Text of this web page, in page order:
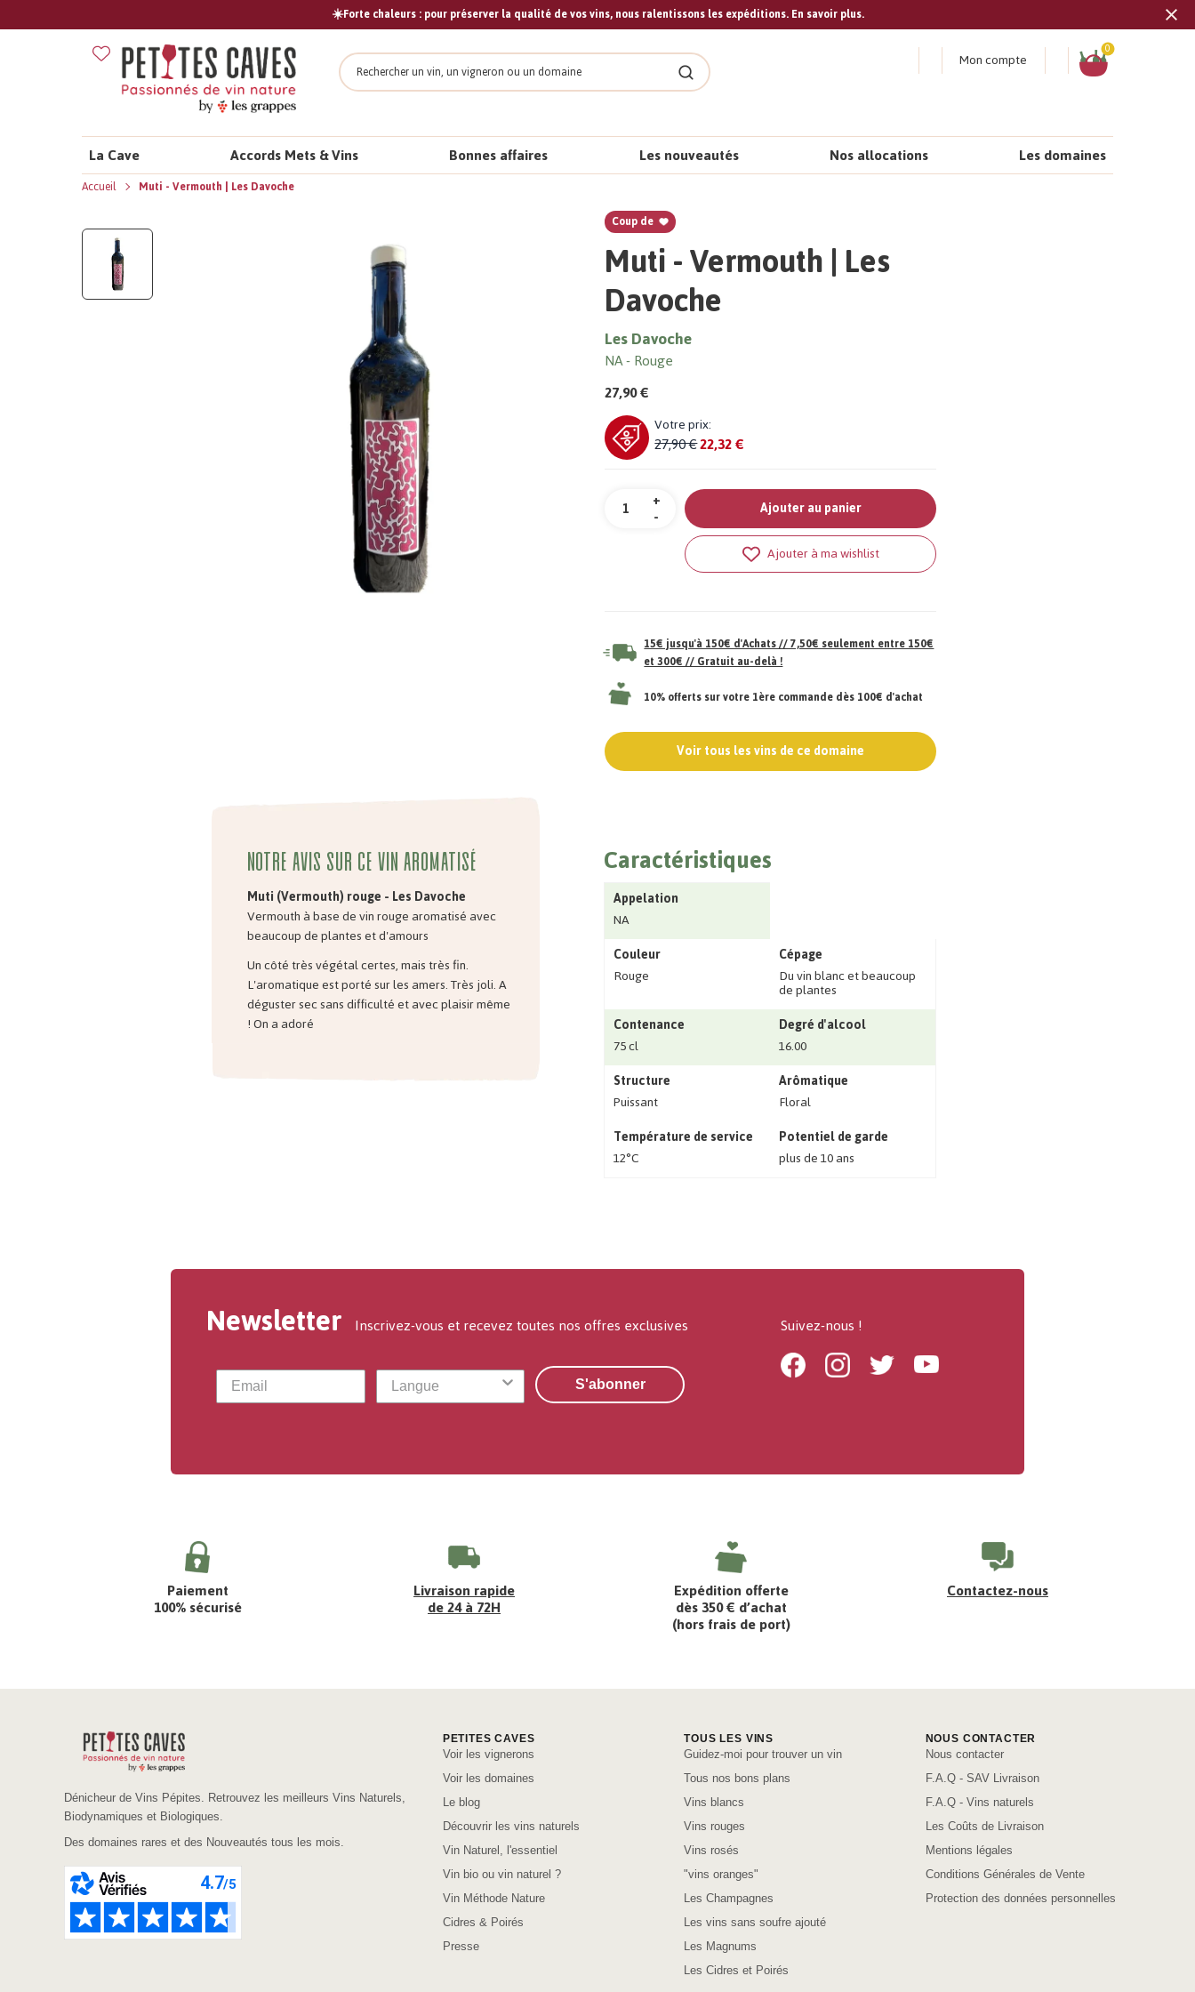
☀️Forte chaleurs : pour préserver la qualité de vos vins, nous ralentissons les expéditions. En savoir plus.
Rechercher
Rechercher
Mon compte
Panier
0
La Cave Accords Mets & Vins Bonnes affaires Les nouveautés Nos allocations Les domaines
Accueil
Muti - Vermouth | Les Davoche
Coup de
Muti - Vermouth | Les
Davoche
Les Davoche
NA Rouge
27,90 €
Votre prix:
27,90 €22,32 €
Quantité +
-
Ajouter au panier
Ajouter à ma wishlist
15€ jusqu'à 150€ d'Achats // 7,50€ seulement entre 150€
et 300€ // Gratuit au-delà !
10% offerts sur votre 1ère commande dès 100€ d'achat
Voir tous les vins de ce domaine
Notre avis sur ce vin aromatisé
Muti (Vermouth) rouge - Les Davoche
Vermouth à base de vin rouge aromatisé avec
beaucoup de plantes et d'amours
Un côté très végétal certes, mais très fin.
L'aromatique est porté sur les amers. Très joli. A
déguster sec sans difficulté et avec plaisir même
! On a adoré
Caractéristiques
Appelation
NA
Couleur
Rouge
Cépage
Du vin blanc et beaucoup
de plantes
Contenance
75 cl
Degré d'alcool
16.00
Structure
Puissant
Arômatique
Floral
Température de service
12°C
Potentiel de garde
plus de 10 ans
Newsletter Inscrivez-vous et recevez toutes nos offres exclusives
S'abonner
Suivez-nous !
FacebookInstagramTwitter Youtube
Paiement
100% sécurisé
Livraison rapide
de 24 à 72H
Expédition offerte
dès 350 € d’achat
(hors frais de port)
Contactez-nous
Dénicheur de Vins Pépites. Retrouvez les meilleurs Vins Naturels,
Biodynamiques et Biologiques.
Des domaines rares et des Nouveautés tous les mois.
PETITES CAVES
Voir les vignerons
Voir les domaines
Le blog
Découvrir les vins naturels
Vin Naturel, l'essentiel
Vin bio ou vin naturel ?
Vin Méthode Nature
Cidres & Poirés
Presse
TOUS LES VINS
Guidez-moi pour trouver un vin
Tous nos bons plans
Vins blancs
Vins rouges
Vins rosés
"vins oranges"
Les Champagnes
Les vins sans soufre ajouté
Les Magnums
Les Cidres et Poirés
NOUS CONTACTER
Nous contacter
F.A.Q - SAV Livraison
F.A.Q - Vins naturels
Les Coûts de Livraison
Mentions légales
Conditions Générales de Vente
Protection des données personnelles